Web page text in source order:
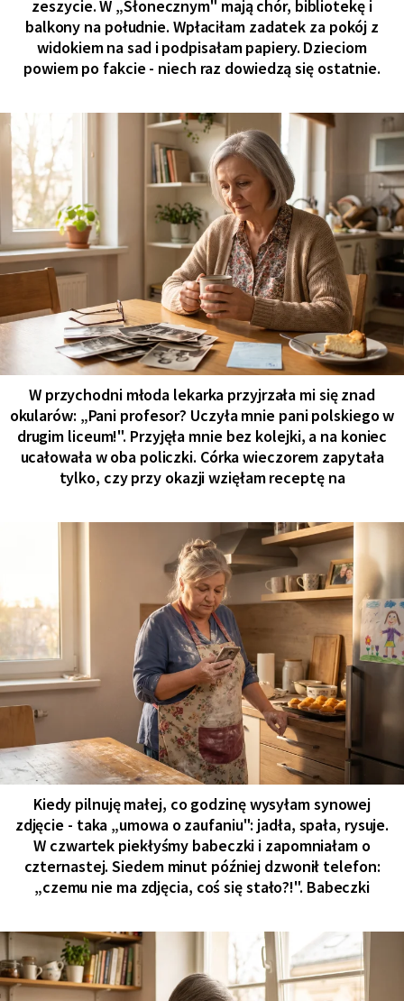
zeszycie. W „Słonecznym" mają chór, bibliotekę i
balkony na południe. Wpłaciłam zadatek za pokój z
widokiem na sad i podpisałam papiery. Dzieciom
powiem po fakcie - niech raz dowiedzą się ostatnie.
W przychodni młoda lekarka przyjrzała mi się znad
okularów: „Pani profesor? Uczyła mnie pani polskiego w
drugim liceum!". Przyjęła mnie bez kolejki, a na koniec
ucałowała w oba policzki. Córka wieczorem zapytała
tylko, czy przy okazji wzięłam receptę na
Kiedy pilnuję małej, co godzinę wysyłam synowej
zdjęcie - taka „umowa o zaufaniu": jadła, spała, rysuje.
W czwartek piekłyśmy babeczki i zapomniałam o
czternastej. Siedem minut później dzwonił telefon:
„czemu nie ma zdjęcia, coś się stało?!". Babeczki